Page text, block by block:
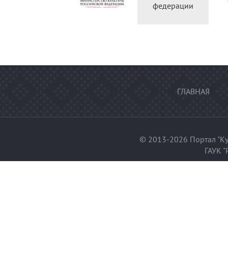
федерации
ГЛАВНАЯ
© 2013-2026 Портал
ГАУК